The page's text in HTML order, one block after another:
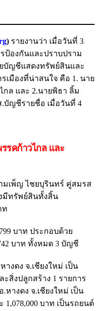
) รายงานว่า เมื่อวันที่ 3
ป้องกันและปราบปราม
ยบัญชีแสดงทรัพย์สินและ
เมืองที่น่าสนใจ คือ 1. นาย
ล และ 2.นายพิธา ลิ้ม
บัญชีรายชื่อ เมื่อวันที่ 4
รคก้าวไกล และ
มเพ็ญ ไชยบุรินทร์ คู่สมรส
มีทรัพย์สินทั้งสิ้น
ท
บาท ประกอบด้วย
บาท ทั้งหมด 3 บัญชี
างดง จ.เชียงใหม่ เป็น
ะสิ่งปลูกสร้าง 1 รายการ
.หางดง จ.เชียงใหม่ เป็น
บาท เป็นรถยนต์